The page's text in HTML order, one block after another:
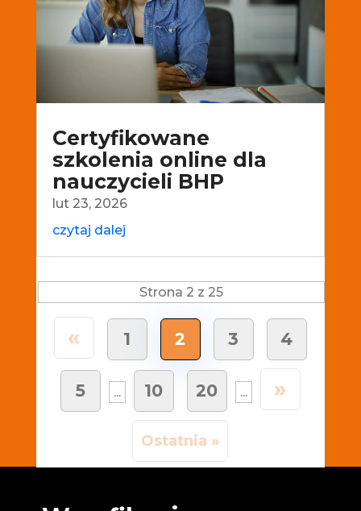
Certyfikowane
szkolenia online dla
nauczycieli BHP
lut 23, 2026
czytaj dalej
Strona 2 z 25
« 1 2 3 4
5 ... 10 20 ... »
Ostatnia »